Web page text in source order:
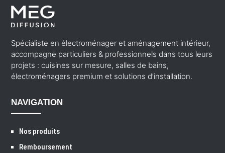
Spécialiste en électroménager et aménagement intérieur,
accompagne particuliers & professionnels dans tous leurs
projets : cuisines sur mesure, salles de bains,
électroménagers premium et solutions d’installation.
NAVIGATION
Nos produits
Remboursement